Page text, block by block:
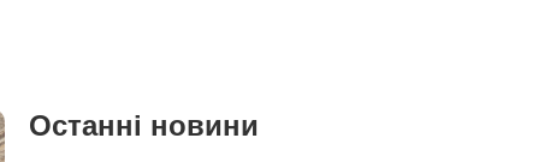
Останні новини